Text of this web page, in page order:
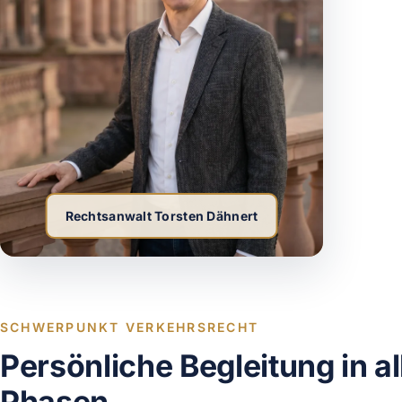
Rechtsanwalt Torsten Dähnert
SCHWERPUNKT VERKEHRSRECHT
Persönliche Begleitung in